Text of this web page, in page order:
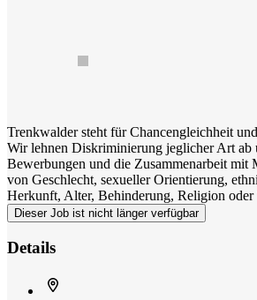
Trenkwalder steht für Chancengleichheit
Wir lehnen Diskriminierung jeglicher Art ab
Bewerbungen und die Zusammenarbeit mit
von Geschlecht, sexueller Orientierung,
Herkunft, Alter, Behinderung, Religion oder
Dieser Job ist nicht länger verfügbar
Details